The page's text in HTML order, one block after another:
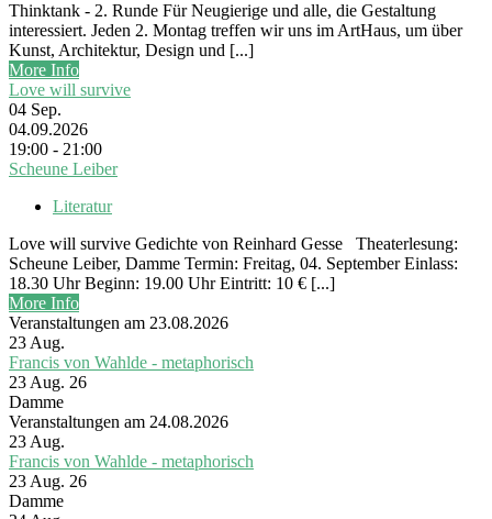
Thinktank - 2. Runde Für Neugierige und alle, die Gestaltung
interessiert. Jeden 2. Montag treffen wir uns im ArtHaus, um über
Kunst, Architektur, Design und [...]
More Info
Love will survive
04 Sep.
04.09.2026
19:00 - 21:00
Scheune Leiber
Literatur
Love will survive Gedichte von Reinhard Gesse Theaterlesung:
Scheune Leiber, Damme Termin: Freitag, 04. September Einlass:
18.30 Uhr Beginn: 19.00 Uhr Eintritt: 10 € [...]
More Info
Veranstaltungen am 23.08.2026
23 Aug.
Francis von Wahlde - metaphorisch
23 Aug. 26
Damme
Veranstaltungen am 24.08.2026
23 Aug.
Francis von Wahlde - metaphorisch
23 Aug. 26
Damme